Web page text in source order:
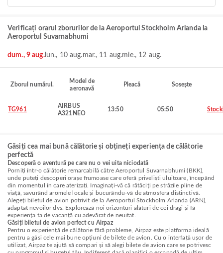
Verificați orarul zborurilor de la Aeroportul Stockholm Arlanda la
Aeroportul Suvarnabhumi
dum., 9 aug.lun., 10 aug.mar., 11 aug.mie., 12 aug.
Zborul numărul.
Model de
aeronavă
Pleacă Sosește
TG961
AIRBUS
A321NEO
13:50 05:50
Găsiți cea mai bună călătorie și obțineți experiența de călătorie
perfectă
Descoperă o aventură pe care nu o vei uita niciodată
Porniți într-o călătorie remarcabilă către Aeroportul Suvarnabhumi (BKK),
unde puteți descoperi orașe frumoase care oferă priveliști uluitoare, începând
din momentul în care aterizați. Imaginați-vă că rătăciți pe străzile pline de
viață, savurând aromele locale și bucurându-vă de atmosfera distinctivă.
Alegeți biletul de avion potrivit de la Aeroportul Stockholm Arlanda (ARN),
adaptat nevoilor dvs. Explorează noi orizonturi alături de cei dragi și fă
experiența ta de vacanță cu adevărat de neuitat.
Găsiți biletul de avion perfect cu Airpaz
Pentru o experiență de călătorie fără probleme, Airpaz este platforma ideală
pentru a găsi cele mai bune opțiuni de bilete de avion. Cu o interfață ușor de
utilizat, Airpaz te ajută să compari și să alegi bilete de avion care se potrivesc